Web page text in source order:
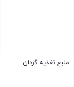
منبع تغذیه گردان